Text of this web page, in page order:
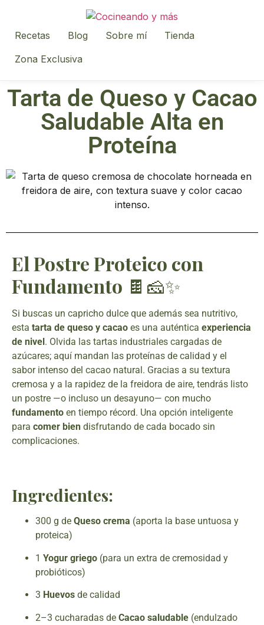
Recetas Blog Sobre mí
Tienda
Zona Exclusiva
Tarta de Queso y Cacao
Saludable Alta en
Proteína
El Postre Proteico con
Fundamento 🍫🧀✨
Si buscas un capricho dulce que además sea nutritivo,
esta tarta de queso y cacao es una auténtica experiencia
de nivel. Olvida las tartas industriales cargadas de
azúcares; aquí mandan las proteínas de calidad y el
sabor intenso del cacao natural. Gracias a su textura
cremosa y a la rapidez de la freidora de aire, tendrás listo
un postre —o incluso un desayuno— con mucho
fundamento en tiempo récord. Una opción inteligente
para comer bien disfrutando de cada bocado sin
complicaciones.
Ingredientes:
300 g de Queso crema (aporta la base untuosa y
proteica)
1 Yogur griego (para un extra de cremosidad y
probióticos)
3 Huevos de calidad
2–3 cucharadas de Cacao saludable (endulzado